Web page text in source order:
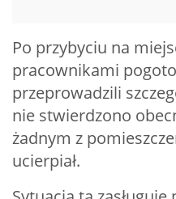
Po przybyciu na
pracownikami
przeprowadzili
nie stwierdzono
żadnym z
ucierpiał.